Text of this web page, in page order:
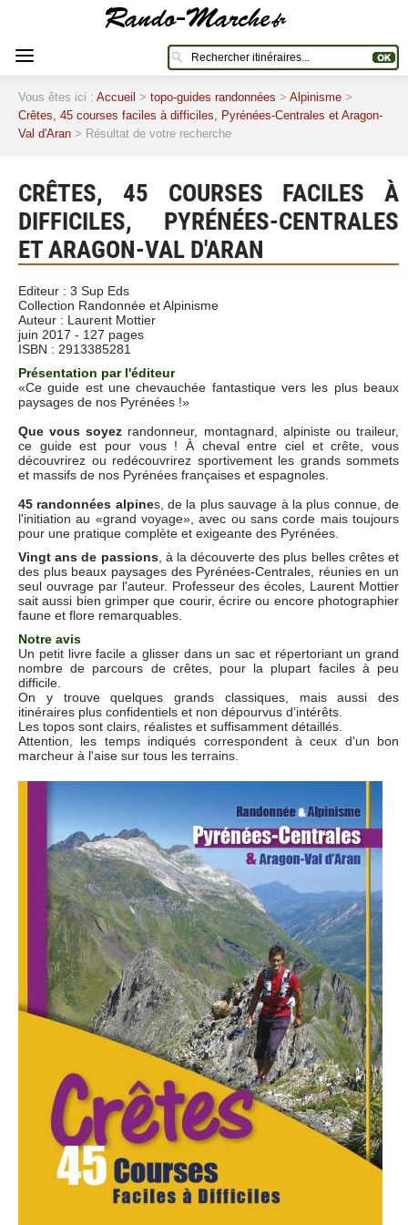
Vous êtes ici : Accueil > topo-guides randonnées > Alpinisme >
Crêtes, 45 courses faciles à difficiles, Pyrénées-Centrales et Aragon-
Val d'Aran > Résultat de votre recherche
CRÊTES, 45 COURSES FACILES À
DIFFICILES, PYRÉNÉES-CENTRALES
ET ARAGON-VAL D'ARAN
Editeur : 3 Sup Eds
Collection Randonnée et Alpinisme
Auteur : Laurent Mottier
juin 2017 - 127 pages
ISBN : 2913385281
Présentation par l'éditeur
«Ce guide est une chevauchée fantastique vers les plus beaux
paysages de nos Pyrénées !»
Que vous soyez randonneur, montagnard, alpiniste ou traileur,
ce guide est pour vous ! À cheval entre ciel et crête, vous
découvrirez ou redécouvrirez sportivement les grands sommets
et massifs de nos Pyrénées françaises et espagnoles.
45 randonnées alpines, de la plus sauvage à la plus connue, de
l'initiation au «grand voyage», avec ou sans corde mais toujours
pour une pratique complète et exigeante des Pyrénées.
Vingt ans de passions, à la découverte des plus belles crêtes et
des plus beaux paysages des Pyrénées-Centrales, réunies en un
seul ouvrage par l'auteur. Professeur des écoles, Laurent Mottier
sait aussi bien grimper que courir, écrire ou encore photographier
faune et flore remarquables.
Notre avis
Un petit livre facile a glisser dans un sac et répertoriant un grand
nombre de parcours de crêtes, pour la plupart faciles à peu
difficile.
On y trouve quelques grands classiques, mais aussi des
itinéraires plus confidentiels et non dépourvus d’intérêts.
Les topos sont clairs, réalistes et suffisamment détaillés.
Attention, les temps indiqués correspondent à ceux d'un bon
marcheur à l'aise sur tous les terrains.